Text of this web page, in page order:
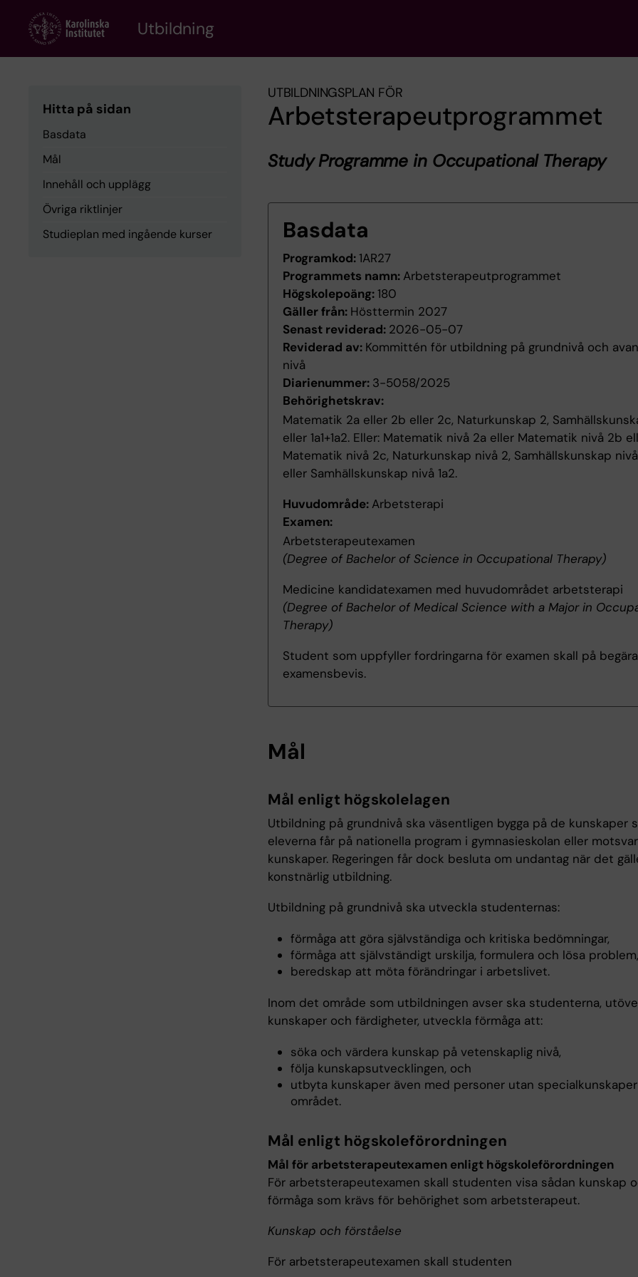
content
Utbildning
Hitta på sidan
Basdata
Mål
Innehåll och upplägg
Övriga riktlinjer
Studieplan med ingående kurser
UTBILDNINGSPLAN FÖR
Arbetsterapeutprogrammet
Study Programme in Occupational Therapy
Basdata
Programkod:1AR27
Programmets namn: Arbetsterapeutprogrammet
Högskolepoäng:180
Gäller från: Hösttermin 2027
Senast reviderad: 2026-05-07
Reviderad av: Kommittén för utbildning på grundnivå och
nivå
Diarienummer: 3-5058/2025
Behörighetskrav:
Matematik 2a eller 2b eller 2c, Naturkunskap 2,
eller 1a1+1a2. Eller: Matematik nivå 2a eller Matematik nivå 2b
Matematik nivå 2c, Naturkunskap nivå 2, Samhällskunskap nivå
eller Samhällskunskap nivå 1a2.
Huvudområde: Arbetsterapi
Examen:
Arbetsterapeutexamen
(Degree of Bachelor of Science in Occupational Therapy)
Medicine kandidatexamen med huvudområdet arbetsterapi
(Degree of Bachelor of Medical Science with a Major in
Therapy)
Student som uppfyller fordringarna för examen skall på
examensbevis.
Mål
Mål enligt högskolelagen
Utbildning på grundnivå ska väsentligen bygga på de kunskaper
eleverna får på nationella program i gymnasieskolan eller
kunskaper. Regeringen får dock besluta om undantag när det
konstnärlig utbildning.
Utbildning på grundnivå ska utveckla studenternas:
förmåga att göra självständiga och kritiska bedömningar,
förmåga att självständigt urskilja, formulera och lösa
beredskap att möta förändringar i arbetslivet.
Inom det område som utbildningen avser ska studenterna,
kunskaper och färdigheter, utveckla förmåga att:
söka och värdera kunskap på vetenskaplig nivå,
följa kunskapsutvecklingen, och
utbyta kunskaper även med personer utan
området.
Mål enligt högskoleförordningen
Mål för arbetsterapeutexamen enligt högskoleförordningen
För arbetsterapeutexamen skall studenten visa sådan kunskap
förmåga som krävs för behörighet som arbetsterapeut.
Kunskap och förståelse
För arbetsterapeutexamen skall studenten